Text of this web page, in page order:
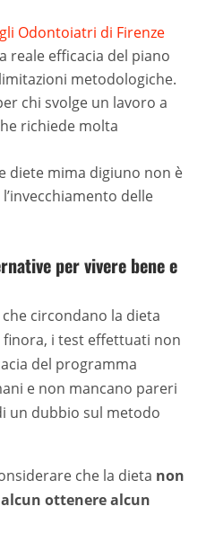
Odontoiatri di Firenze
reale efficacia del piano
metodologiche.
chi svolge un lavoro a
richiede molta
diete mima digiuno non è
delle
per vivere bene e
circondano la dieta
i test effettuati non
del programma
e non mancano pareri
un dubbio sul metodo
che la dieta non
ottenere alcun